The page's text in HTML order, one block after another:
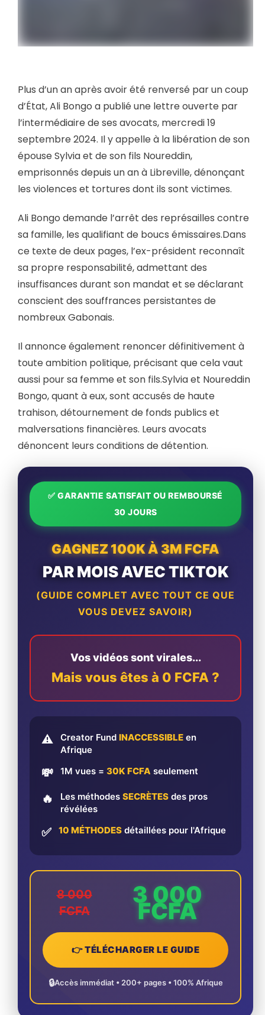
Plus d’un an après avoir été renversé par un coup
d’État, Ali Bongo a publié une lettre ouverte par
l’intermédiaire de ses avocats, mercredi 19
septembre 2024. Il y appelle à la libération de son
épouse Sylvia et de son fils Noureddin,
emprisonnés depuis un an à Libreville, dénonçant
les violences et tortures dont ils sont victimes.
Ali Bongo demande l’arrêt des représailles contre
sa famille, les qualifiant de boucs émissaires.Dans
ce texte de deux pages, l’ex-président reconnaît
sa propre responsabilité, admettant des
insuffisances durant son mandat et se déclarant
conscient des souffrances persistantes de
nombreux Gabonais.
Il annonce également renoncer définitivement à
toute ambition politique, précisant que cela vaut
aussi pour sa femme et son fils.Sylvia et Noureddin
Bongo, quant à eux, sont accusés de haute
trahison, détournement de fonds publics et
malversations financières. Leurs avocats
dénoncent leurs conditions de détention.
✅ GARANTIE SATISFAIT OU REMBOURSÉ
30 JOURS
GAGNEZ 100K À 3M FCFA
PAR MOIS AVEC TIKTOK
(GUIDE COMPLET AVEC TOUT CE QUE
VOUS DEVEZ SAVOIR)
Vos vidéos sont virales...
Mais vous êtes à 0 FCFA ?
⚠️ Creator Fund INACCESSIBLE en
Afrique
💸 1M vues = 30K FCFA seulement
🔥 Les méthodes SECRÈTES des pros
révélées
✅ 10 MÉTHODES détaillées pour l'Afrique
8 000
FCFA
3 000
FCFA
👉 TÉLÉCHARGER LE GUIDE
🔒Accès immédiat • 200+ pages • 100% Afrique